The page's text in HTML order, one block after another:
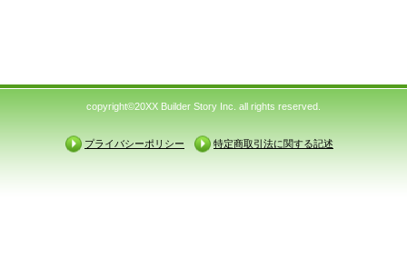
copyright©20XX Builder Story Inc. all rights reserved.
プライバシーポリシー 特定商取引法に関する記述